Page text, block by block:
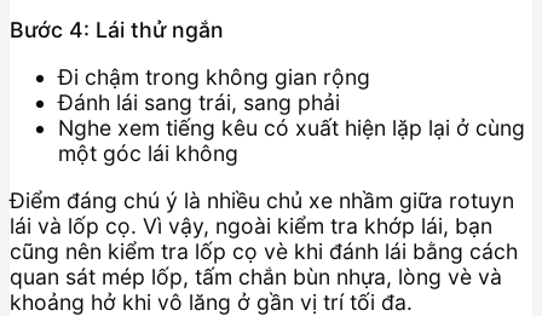
Bước 4: Lái thử ngắn
Đi chậm trong không gian rộng
Đánh lái sang trái, sang phải
Nghe xem tiếng kêu có xuất hiện lặp lại ở cùng
một góc lái không
Điểm đáng chú ý là nhiều chủ xe nhầm giữa rotuyn
lái và lốp cọ. Vì vậy, ngoài kiểm tra khớp lái, bạn
cũng nên kiểm tra lốp cọ vè khi đánh lái bằng cách
quan sát mép lốp, tấm chắn bùn nhựa, lòng vè và
khoảng hở khi vô lăng ở gần vị trí tối đa.